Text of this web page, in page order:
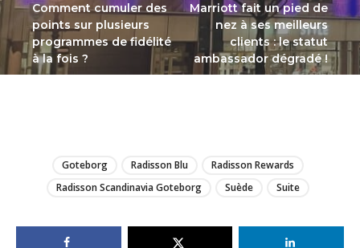
Comment cumuler des
points sur plusieurs
programmes de fidélité
à la fois ?
Marriott fait un pied de
nez à ses meilleurs
clients : le statut
ambassador dégradé !
Goteborg Radisson Blu
Radisson Rewards
Radisson Scandinavia Goteborg
Suède Suite